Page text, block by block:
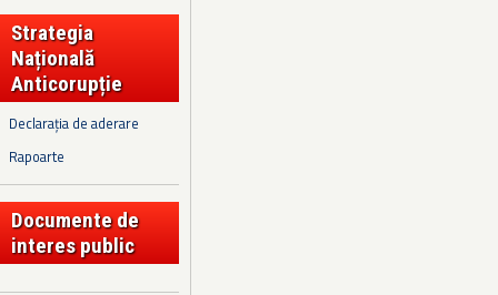
Strategia
Națională
Anticorupție
Declarația de aderare
Rapoarte
Documente de
interes public